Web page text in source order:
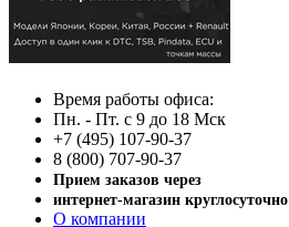
Время работы офиса:
Пн. - Пт. с 9 до 18 Мск
+7 (495) 107-90-37
8 (800) 707-90-37
Прием заказов через
интернет-магазин круглосуточно
О компании